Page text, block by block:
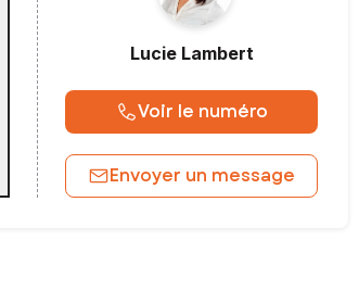
Lucie Lambert
Voir le numéro
Envoyer un message